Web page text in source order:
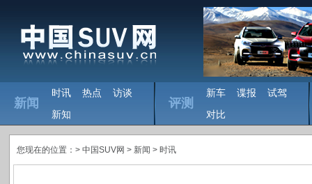
新闻
时讯 热点
访谈
新知
评测
新车 谍报
试驾
对比
您现在的位置：> 中国SUV网 > 新闻 > 时讯